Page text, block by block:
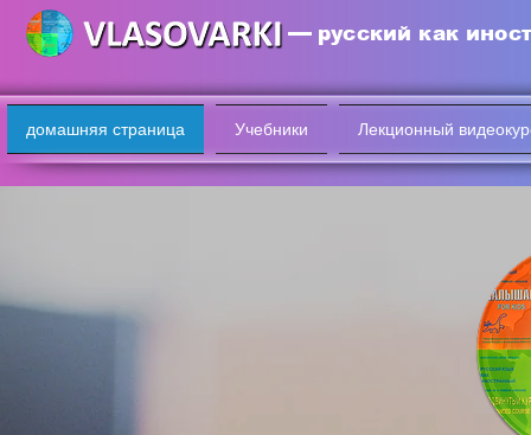
русский как
домашняя страница Учебники Лекционный